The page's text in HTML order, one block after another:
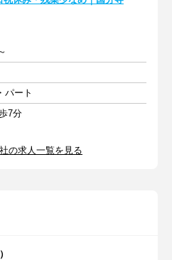
パート
7分
の求人一覧を見る